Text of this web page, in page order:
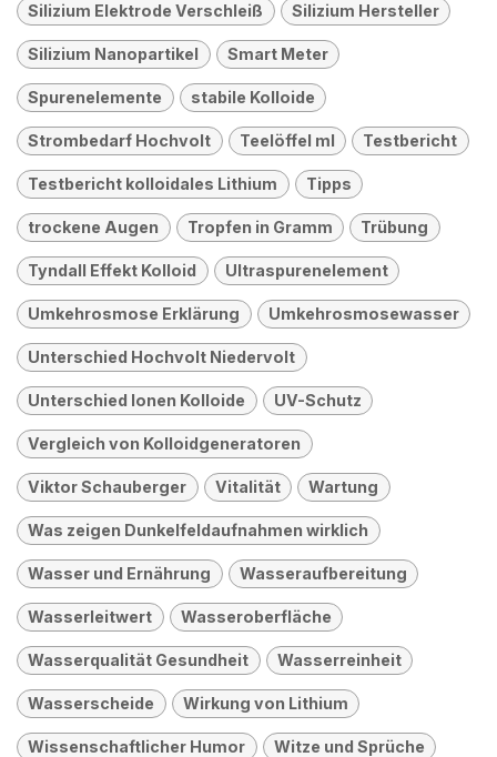
Silizium Elektrode Verschleiß Silizium Hersteller
Silizium Nanopartikel Smart Meter
Spurenelemente stabile Kolloide
Strombedarf Hochvolt Teelöffel ml Testbericht
Testbericht kolloidales Lithium Tipps
trockene Augen Tropfen in Gramm Trübung
Tyndall Effekt Kolloid Ultraspurenelement
Umkehrosmose Erklärung Umkehrosmosewasser
Unterschied Hochvolt Niedervolt
Unterschied Ionen Kolloide UV-Schutz
Vergleich von Kolloidgeneratoren
Viktor Schauberger Vitalität Wartung
Was zeigen Dunkelfeldaufnahmen wirklich
Wasser und Ernährung Wasseraufbereitung
Wasserleitwert Wasseroberfläche
Wasserqualität Gesundheit Wasserreinheit
Wasserscheide Wirkung von Lithium
Wissenschaftlicher Humor Witze und Sprüche